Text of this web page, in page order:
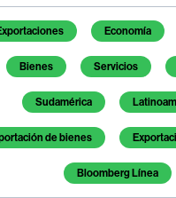
de este artículo Economía
Bienes Servicios
Sudamérica
de bienes
Bloomberg Línea